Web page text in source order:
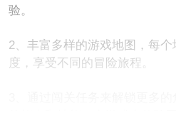
验。
2、丰富多样的游戏地图，每
度，享受不同的冒险旅程。